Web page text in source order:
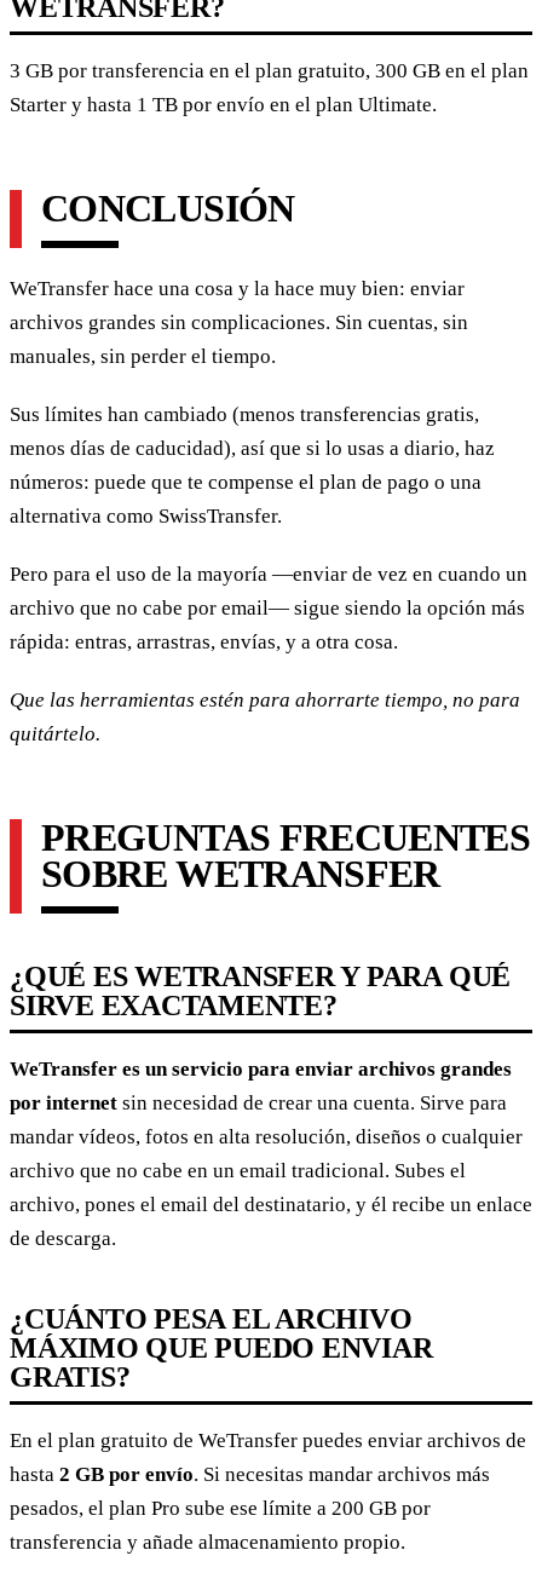
WETRANSFER?
3 GB por transferencia en el plan gratuito, 300 GB en el plan
Starter y hasta 1 TB por envío en el plan Ultimate.
CONCLUSIÓN
WeTransfer hace una cosa y la hace muy bien: enviar
archivos grandes sin complicaciones. Sin cuentas, sin
manuales, sin perder el tiempo.
Sus límites han cambiado (menos transferencias gratis,
menos días de caducidad), así que si lo usas a diario, haz
números: puede que te compense el plan de pago o una
alternativa como SwissTransfer.
Pero para el uso de la mayoría —enviar de vez en cuando un
archivo que no cabe por email— sigue siendo la opción más
rápida: entras, arrastras, envías, y a otra cosa.
Que las herramientas estén para ahorrarte tiempo, no para
quitártelo.
PREGUNTAS FRECUENTES
SOBRE WETRANSFER
¿QUÉ ES WETRANSFER Y PARA QUÉ
SIRVE EXACTAMENTE?
WeTransfer es un servicio para enviar archivos grandes
por internet sin necesidad de crear una cuenta. Sirve para
mandar vídeos, fotos en alta resolución, diseños o cualquier
archivo que no cabe en un email tradicional. Subes el
archivo, pones el email del destinatario, y él recibe un enlace
de descarga.
¿CUÁNTO PESA EL ARCHIVO
MÁXIMO QUE PUEDO ENVIAR
GRATIS?
En el plan gratuito de WeTransfer puedes enviar archivos de
hasta 2 GB por envío. Si necesitas mandar archivos más
pesados, el plan Pro sube ese límite a 200 GB por
transferencia y añade almacenamiento propio.